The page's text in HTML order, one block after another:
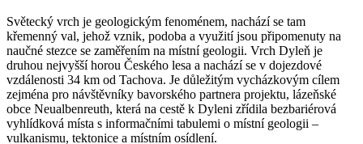
Světecký vrch je geologickým fenoménem, nachází se tam
křemenný val, jehož vznik, podoba a využití jsou připomenuty na
naučné stezce se zaměřením na místní geologii. Vrch Dyleň je
druhou nejvyšší horou Českého lesa a nachází se v dojezdové
vzdálenosti 34 km od Tachova. Je důležitým vycházkovým cílem
zejména pro návštěvníky bavorského partnera projektu, lázeňské
obce Neualbenreuth, která na cestě k Dyleni zřídila bezbariérová
vyhlídková místa s informačními tabulemi o místní geologii –
vulkanismu, tektonice a místním osídlení.